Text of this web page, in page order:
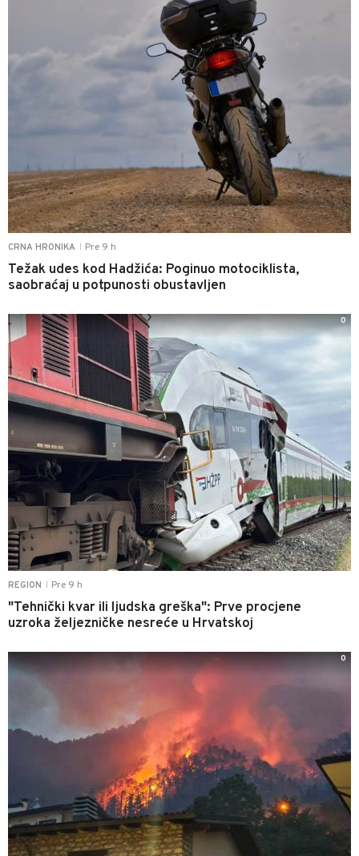
CRNA HRONIKA Pre 9 h
Težak udes kod Hadžića: Poginuo motociklista,
saobraćaj u potpunosti obustavljen
REGION Pre 9 h
"Tehnički kvar ili ljudska greška": Prve procjene
uzroka željezničke nesreće u Hrvatskoj
0
0